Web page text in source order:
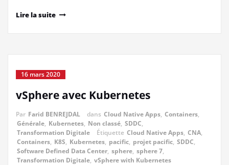
Lire la suite
16 mars 2020
vSphere avec Kubernetes
Par Farid BENREJDAL dans Cloud Native Apps, Containers,
Générale, Kubernetes, Non classé, SDDC,
Transformation Digitale
Étiquette Cloud Native Apps, CNA,
Containers, K8S, Kubernetes, pacific, projet pacific, SDDC,
Software Defined Data Center, sphere, sphere 7,
Transformation Digitale, vSphere with Kubernetes